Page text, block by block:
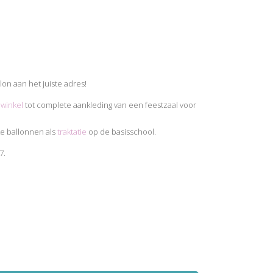
aan het juiste adres!
tot complete aankleding van een feestzaal voor
ballonnen alstraktatie op de basisschool.